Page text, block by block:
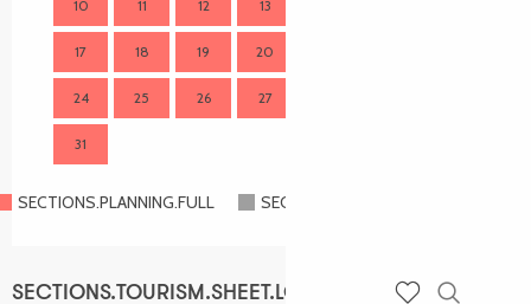
10 11 12 13
17 18 19 20
24 25 26 27
31
SECTIONS.PLANNING.FULL SECTIONS.PLANNING.CLOSED
SECTIONS.TOURISM.SHEET.LOCATION